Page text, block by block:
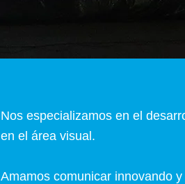
Nos especializamos en el
en el área visual.
Amamos comunicar innovando